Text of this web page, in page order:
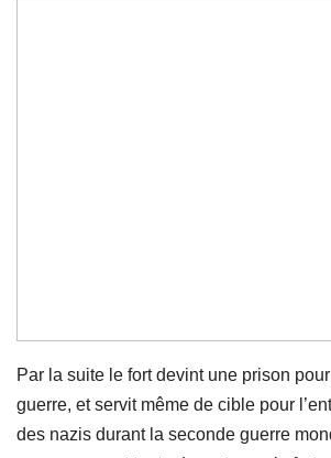
Par la suite le fort devint une prison
guerre, et servit même de cible pour
des nazis durant la seconde guerre